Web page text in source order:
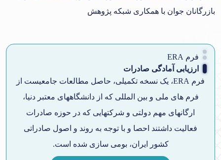
بازرگانان جوان با همکاری شبکه پژوهش
فرم ERA
ارزیابی آمادگی صادرات
فرم ERA، یک نسخه تکمیلی، حاصل مطالعات جامعیست از
فرم های ملی و بین المللی که از دانشگاههای معتبر دنیا،
ارگانهای مهم دولتی و شرکتهایی که در حوزه صادرات
فعالیت داشتند احصا و با توجه به روند و اصول صادراتی
کشور ایران، بومی سازی شده است.